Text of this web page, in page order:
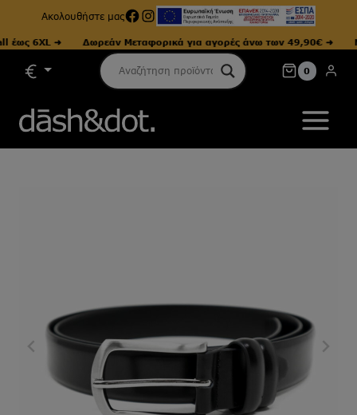
Ακολουθήστε μαςFacebook
Instagram
6XL ➜ Δωρεάν Μεταφορικά για αγορές άνω των 49,90€ ➜
0